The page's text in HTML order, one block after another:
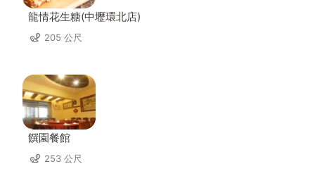
龍情花生糖(中壢環北店)
205 公尺
饌園餐館
253 公尺